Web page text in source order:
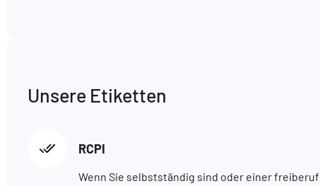
Unsere Etiketten
RCPI
Wenn Sie selbstständig sind oder einer